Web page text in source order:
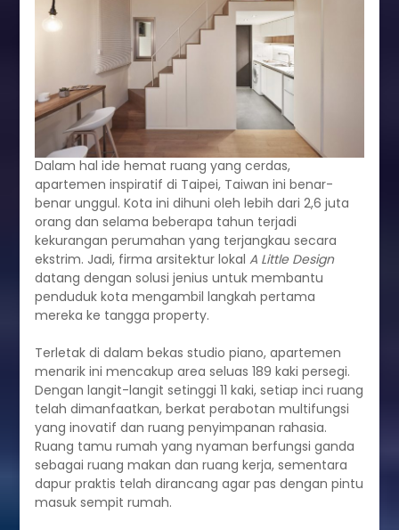
Dalam hal ide hemat ruang yang cerdas,
apartemen inspiratif di Taipei, Taiwan ini benar-
benar unggul. Kota ini dihuni oleh lebih dari 2,6 juta
orang dan selama beberapa tahun terjadi
kekurangan perumahan yang terjangkau secara
ekstrim. Jadi, firma arsitektur lokal A Little Design
datang dengan solusi jenius untuk membantu
penduduk kota mengambil langkah pertama
mereka ke tangga property.
Terletak di dalam bekas studio piano, apartemen
menarik ini mencakup area seluas 189 kaki persegi.
Dengan langit-langit setinggi 11 kaki, setiap inci ruang
telah dimanfaatkan, berkat perabotan multifungsi
yang inovatif dan ruang penyimpanan rahasia.
Ruang tamu rumah yang nyaman berfungsi ganda
sebagai ruang makan dan ruang kerja, sementara
dapur praktis telah dirancang agar pas dengan pintu
masuk sempit rumah.